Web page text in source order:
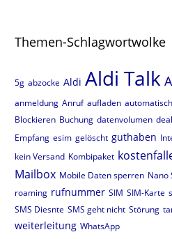
Themen-Schlagwortwolke
5g abzocke Aldi Aldi Talk
anmeldung Anruf aufladen automatisch
Blockieren Buchung datenvolumen
Empfang esim gelöscht guthaben
kein Versand Kombipaket
Mailbox Mobile Daten sperren Nano
roaming rufnummer SIM SIM-Karte
SMS Diesnte SMS geht nicht Störung
weiterleitung WhatsApp